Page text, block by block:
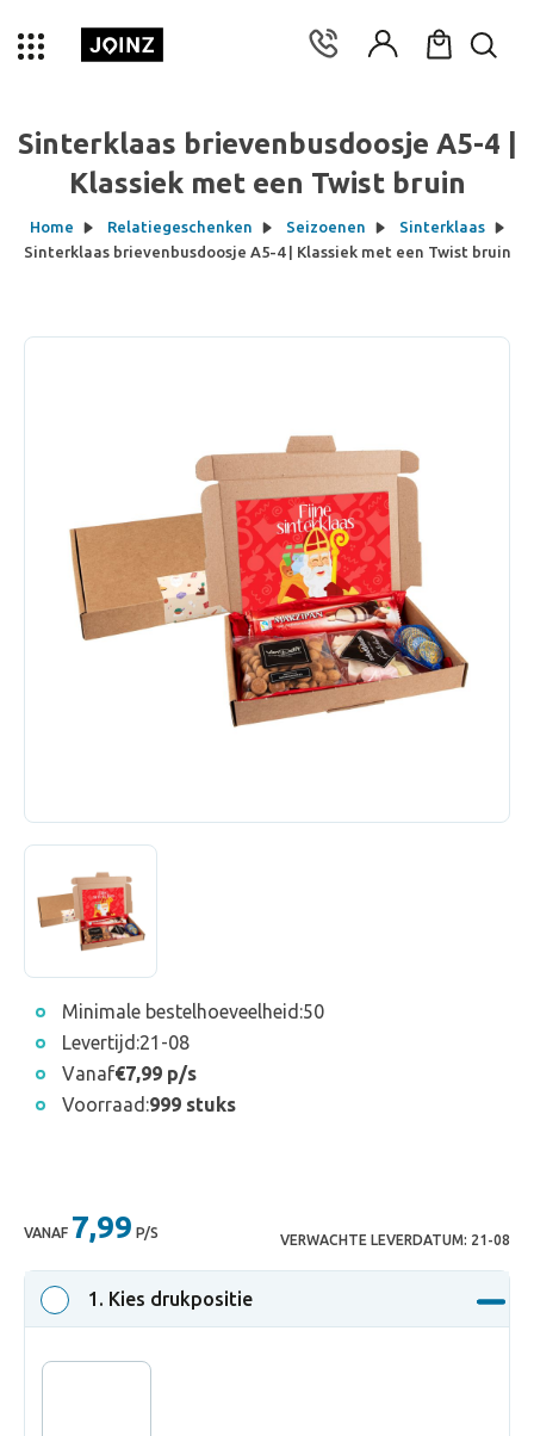
Sinterklaas brievenbusdoosje A5-4 |
Klassiek met een Twist bruin
Home Relatiegeschenken Seizoenen
Sinterklaas
Sinterklaas brievenbusdoosje A5-4 | Klassiek met een Twist bruin
Minimale bestelhoeveelheid:50
Levertijd:21-08
Vanaf€7,99 p/s
Voorraad:999 stuks
VANAF 7,99 P/S VERWACHTE LEVERDATUM: 21-08
1 . Kies drukpositie